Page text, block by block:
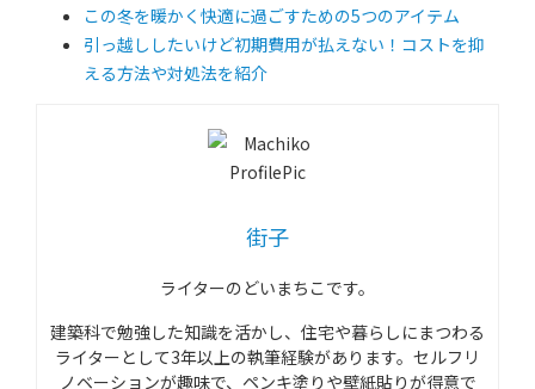
この冬を暖かく快適に過ごすための5つのアイテム
引っ越ししたいけど初期費用が払えない！コストを抑
える方法や対処法を紹介
街子
ライターのどいまちこです。
建築科で勉強した知識を活かし、住宅や暮らしにまつわる
ライターとして3年以上の執筆経験があります。セルフリ
ノベーションが趣味で、ペンキ塗りや壁紙貼りが得意で